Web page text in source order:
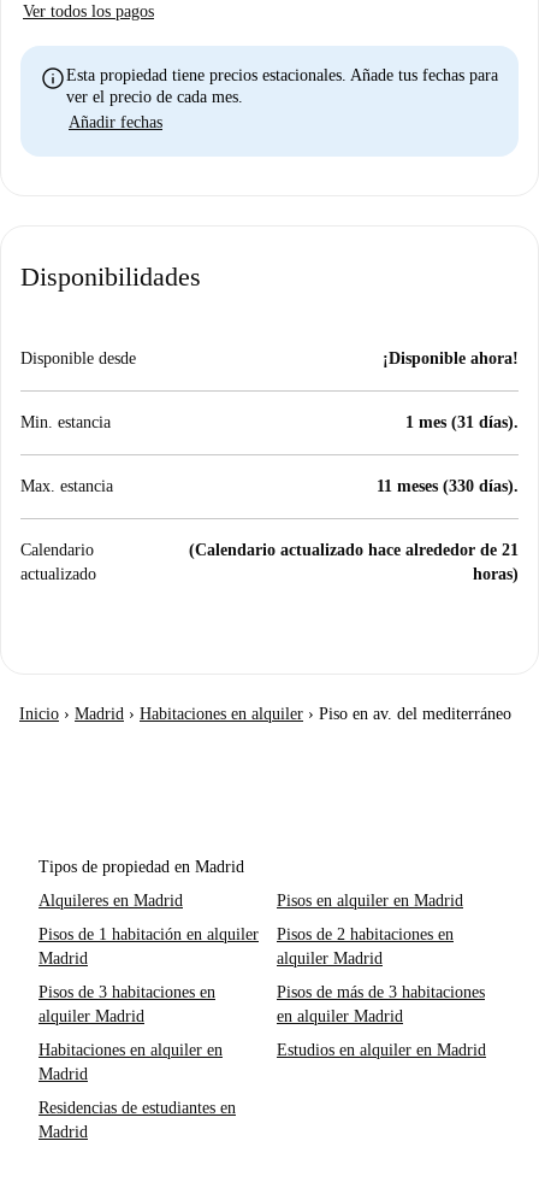
Ver todos los pagos
infoEsta propiedad tiene precios estacionales. Añade tus fechas para
ver el precio de cada mes.
Añadir fechas
Disponibilidades
Disponible desde ¡Disponible ahora!
Min. estancia 1 mes (31 días).
Max. estancia 11 meses (330 días).
Calendario
actualizado
(Calendario actualizado hace alrededor de 21
horas)
Inicio › Madrid › Habitaciones en alquiler › Piso en av. del mediterráneo
Tipos de propiedad en Madrid
Alquileres en Madrid
Pisos en alquiler en Madrid
Pisos de 1 habitación en alquiler
Madrid
Pisos de 2 habitaciones en
alquiler Madrid
Pisos de 3 habitaciones en
alquiler Madrid
Pisos de más de 3 habitaciones
en alquiler Madrid
Habitaciones en alquiler en
Madrid
Estudios en alquiler en Madrid
Residencias de estudiantes en
Madrid